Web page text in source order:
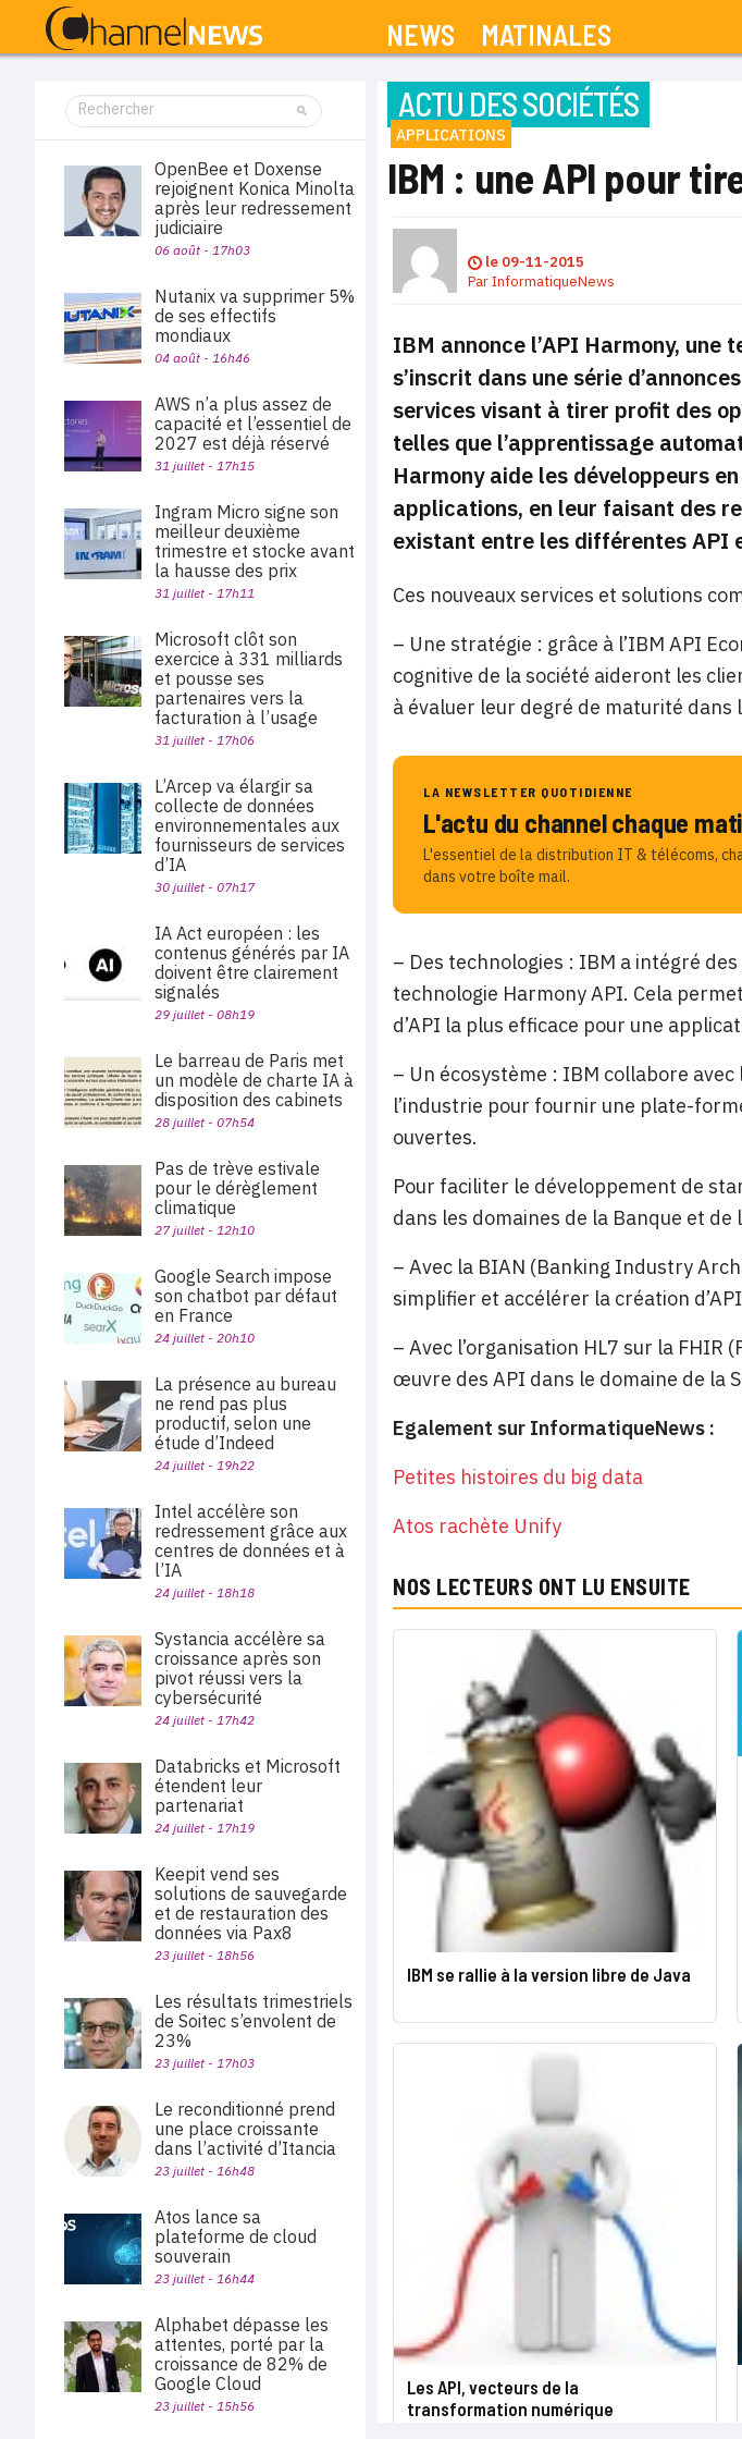
NEWS MATINALES
ACTU DES SOCIÉTÉS
APPLICATIONS
IBM : une API pour
le 09-11-2015
ParInformatiqueNews
IBM annonce l’API Harmony,
s’inscrit dans une série
services visant à tirer profit des
telles que l’apprentissage
Harmony aide les développeurs
applications, en leur faisant des
existant entre les différentes API
Ces nouveaux services et solutions
– Une stratégie : grâce à l’IBM API
cognitive de la société aideront les
à évaluer leur degré de maturité dans
LA NEWSLETTER QUOTIDIENNE
L'actu du channel chaque
L'essentiel de la distribution IT & télécoms,
dans votre boîte mail.
– Des technologies : IBM a intégré
technologie Harmony API. Cela
d’API la plus efficace pour une
– Un écosystème : IBM collabore
l’industrie pour fournir une plate-
ouvertes.
Pour faciliter le développement de
dans les domaines de la Banque et de
– Avec la BIAN (Banking Industry
simplifier et accélérer la création
– Avec l’organisation HL7 sur la
œuvre des API dans le domaine de la
Egalement sur InformatiqueNews :
Petites histoires du big data
Atos rachète Unify
NOS LECTEURS ONT LU ENSUITE
IBM se rallie à la version libre de Java
Les API, vecteurs de la
transformation numérique
OpenBee et Doxense
rejoignent Konica Minolta
après leur redressement
judiciaire
06 août - 17h03
Nutanix va supprimer 5%
de ses effectifs
mondiaux
04 août - 16h46
AWS n’a plus assez de
capacité et l’essentiel de
2027 est déjà réservé
31 juillet - 17h15
Ingram Micro signe son
meilleur deuxième
trimestre et stocke avant
la hausse des prix
31 juillet - 17h11
Microsoft clôt son
exercice à 331 milliards
et pousse ses
partenaires vers la
facturation à l’usage
31 juillet - 17h06
L’Arcep va élargir sa
collecte de données
environnementales aux
fournisseurs de services
d’IA
30 juillet - 07h17
IA Act européen : les
contenus générés par IA
doivent être clairement
signalés
29 juillet - 08h19
Le barreau de Paris met
un modèle de charte IA à
disposition des cabinets
28 juillet - 07h54
Pas de trève estivale
pour le dérèglement
climatique
27 juillet - 12h10
Google Search impose
son chatbot par défaut
en France
24 juillet - 20h10
La présence au bureau
ne rend pas plus
productif, selon une
étude d’Indeed
24 juillet - 19h22
Intel accélère son
redressement grâce aux
centres de données et à
l’IA
24 juillet - 18h18
Systancia accélère sa
croissance après son
pivot réussi vers la
cybersécurité
24 juillet - 17h42
Databricks et Microsoft
étendent leur
partenariat
24 juillet - 17h19
Keepit vend ses
solutions de sauvegarde
et de restauration des
données via Pax8
23 juillet - 18h56
Les résultats trimestriels
de Soitec s’envolent de
23%
23 juillet - 17h03
Le reconditionné prend
une place croissante
dans l’activité d’Itancia
23 juillet - 16h48
Atos lance sa
plateforme de cloud
souverain
23 juillet - 16h44
Alphabet dépasse les
attentes, porté par la
croissance de 82% de
Google Cloud
23 juillet - 15h56